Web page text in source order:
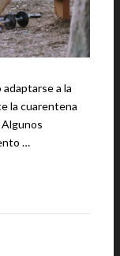
adaptarse a la
la cuarentena
…